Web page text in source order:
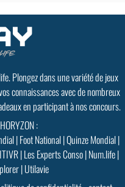
Plongez dans une variété de jeux
connaissances avec de nombreux
en participant à nos concours.
:
|Foot National|Quinze Mondial|
|Les Experts Conso|Num.life|
|Utilavie